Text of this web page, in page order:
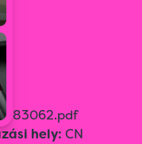
83062.pdf
hely: CN